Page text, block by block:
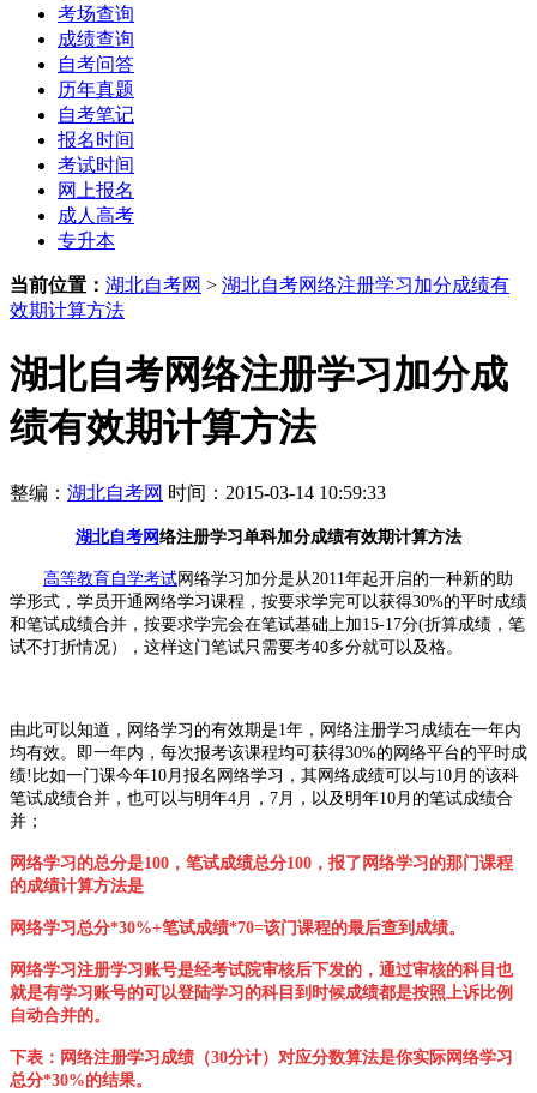
考场查询
成绩查询
自考问答
历年真题
自考笔记
报名时间
考试时间
网上报名
成人高考
专升本
当前位置： 湖北自考网 > 湖北自考网络注册学习加分成绩有
效期计算方法
湖北自考网络注册学习加分成
绩有效期计算方法
整编： 湖北自考网 时间：2015-03-14 10:59:33
湖北自考网络注册学习单科加分成绩有效期计算方法
高等教育自学考试网络学习加分是从2011年起开启的一种新的助
学形式，学员开通网络学习课程，按要求学完可以获得30%的平时成绩
和笔试成绩合并，按要求学完会在笔试基础上加15-17分(折算成绩，笔
试不打折情况），这样这门笔试只需要考40多分就可以及格。
由此可以知道，网络学习的有效期是1年，网络注册学习成绩在一年内
均有效。即一年内，每次报考该课程均可获得30%的网络平台的平时成
绩!比如一门课今年10月报名网络学习，其网络成绩可以与10月的该科
笔试成绩合并，也可以与明年4月，7月，以及明年10月的笔试成绩合
并；
网络学习的总分是100，笔试成绩总分100，报了网络学习的那门课程
的成绩计算方法是
网络学习总分*30%+笔试成绩*70=该门课程的最后查到成绩。
网络学习注册学习账号是经考试院审核后下发的，通过审核的科目也
就是有学习账号的可以登陆学习的科目到时候成绩都是按照上诉比例
自动合并的。
下表：网络注册学习成绩（30分计）对应分数算法是你实际网络学习
总分*30%的结果。